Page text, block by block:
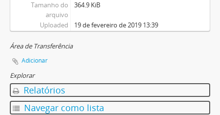
Tamanho do
arquivo
364.9 KiB
Uploaded 19 de fevereiro de 2019 13:39
Área de Transferência
Adicionar
Explorar
Relatórios
Navegar como lista